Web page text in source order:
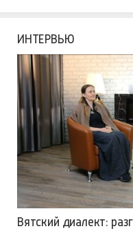
ИНТЕРВЬЮ
Вятский диалект: